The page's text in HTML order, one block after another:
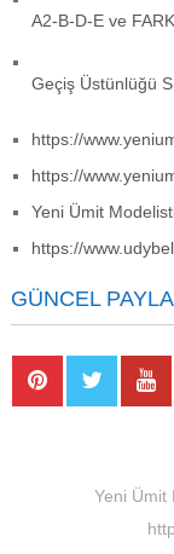
A2-B-D-E ve
Geçiş Üstünlüğü
https://
https://
Yeni Ümit
https://
GÜNCEL
Yeni Ümit